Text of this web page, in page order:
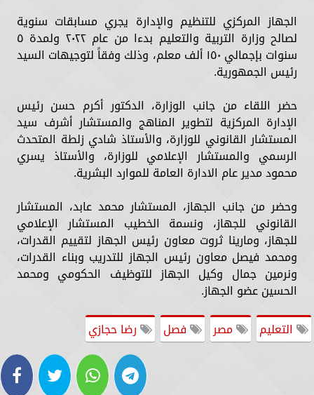
الجهاز المركزي للتنظيم والإدارة يجري مسابقات سنوية
لصالح وزارة التربية والتعليم بدءا من عام ٢٠٢٢ ولمدة ٥
سنوات بإجمالي ١٥٠ ألف معلم، وذلك وفقاً لتوجيهات السيد
رئيس الجمهورية.
حضر اللقاء من جانب الوزارة، الدكتور أكرم حسن رئيس
الإدارة المركزية لتطوير المناهج والمستشار أشرف سيد
المستشار القانوني للوزارة، والأستاذ شادي زلطة المتحدث
الرسمي والمستشار الإعلامي للوزارة، والأستاذ يسري
محمود مدير عام الادارة العامة للموارد البشرية.
وحضر من جانب الجهاز، المستشار محمد عابد، المستشار
القانوني للجهاز، ونسمة الخطيب المستشار الإعلامي
للجهاز، ومارينا ثروت معاون رئيس الجهاز لتقييم القدرات،
ومحمد فيصل معاون رئيس الجهاز للتدريب وبناء القدرات،
ونرمين جمال وكيل الجهاز للتوظيف الحكومي ومحمد
الحسين عضو الجهاز.
التعليم
مصر فصل رضا حجازي